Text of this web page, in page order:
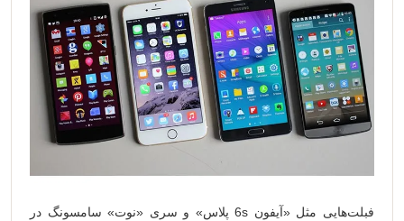
فبلت‌هایی مثل «آیفون 6s پلاس» و سری «نوت» سامسونگ در